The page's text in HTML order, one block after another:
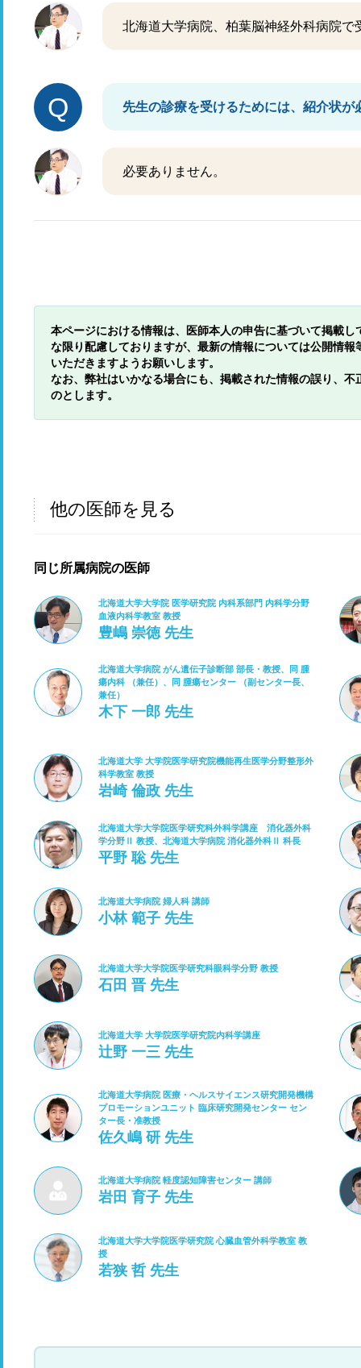
北海道大学病院、柏葉脳神経外科病院で
Q 先生の診療を受けるためには、紹介状が
必要ありません。
本ページにおける情報は、医師本人の申告に基づいて掲載
な限り配慮しておりますが、最新の情報については公開情
いただきますようお願いします。
なお、弊社はいかなる場合にも、掲載された情報の誤り、
のとします。
他の医師を見る
同じ所属病院の医師
北海道大学大学院 医学研究院 内科系部門 内科学分野
血液内科学教室 教授
豊嶋 崇徳 先生
北海道大学病院 がん遺伝子診断部 部長・教授、同 腫
瘍内科 （兼任）、同 腫瘍センター （副センター長、
兼任）
木下 一郎 先生
北海道大学 大学院医学研究院機能再生医学分野整形外
科学教室 教授
岩崎 倫政 先生
北海道大学大学院医学研究科外科学講座 消化器外科
学分野Ⅱ 教授、北海道大学病院 消化器外科Ⅱ 科長
平野 聡 先生
北海道大学病院 婦人科 講師
小林 範子 先生
北海道大学大学院医学研究科眼科学分野 教授
石田 晋 先生
北海道大学 大学院医学研究院内科学講座
辻野 一三 先生
北海道大学病院 医療・ヘルスサイエンス研究開発機構
プロモーションユニット 臨床研究開発センター セン
ター長・准教授
佐久嶋 研 先生
北海道大学病院 軽度認知障害センター 講師
岩田 育子 先生
北海道大学大学院医学研究院 心臓血管外科学教室 教
授
若狭 哲 先生